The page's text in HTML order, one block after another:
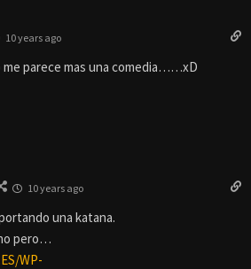
10 years ago
parece mas una comedia……xD
10 years ago
una katana.
pero…
WP-